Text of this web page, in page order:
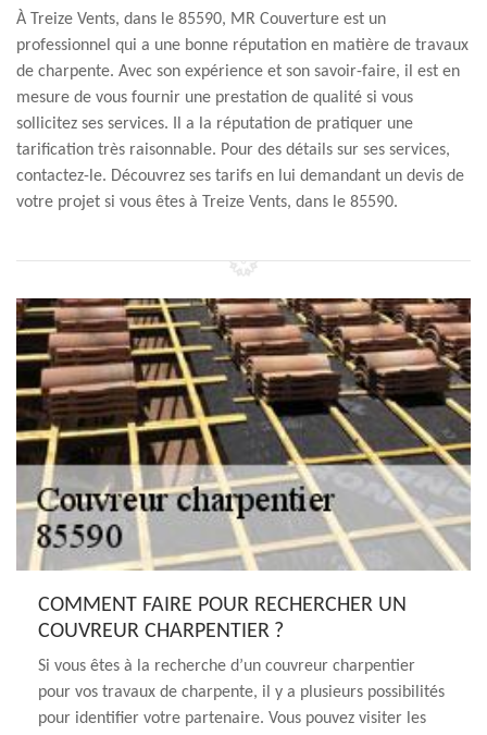
À Treize Vents, dans le 85590, MR Couverture est un
professionnel qui a une bonne réputation en matière de travaux
de charpente. Avec son expérience et son savoir-faire, il est en
mesure de vous fournir une prestation de qualité si vous
sollicitez ses services. Il a la réputation de pratiquer une
tarification très raisonnable. Pour des détails sur ses services,
contactez-le. Découvrez ses tarifs en lui demandant un devis de
votre projet si vous êtes à Treize Vents, dans le 85590.
COMMENT FAIRE POUR RECHERCHER UN
COUVREUR CHARPENTIER ?
Si vous êtes à la recherche d’un couvreur charpentier
pour vos travaux de charpente, il y a plusieurs possibilités
pour identifier votre partenaire. Vous pouvez visiter les